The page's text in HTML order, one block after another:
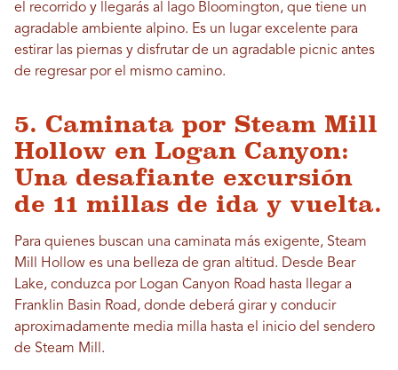
el recorrido y llegarás al lago Bloomington, que tiene un
agradable ambiente alpino. Es un lugar excelente para
estirar las piernas y disfrutar de un agradable picnic antes
de regresar por el mismo camino.
5. Caminata por Steam Mill
Hollow en Logan Canyon:
Una desafiante excursión
de 11 millas de ida y vuelta.
Para quienes buscan una caminata más exigente, Steam
Mill Hollow es una belleza de gran altitud. Desde Bear
Lake, conduzca por Logan Canyon Road hasta llegar a
Franklin Basin Road, donde deberá girar y conducir
aproximadamente media milla hasta el inicio del sendero
de Steam Mill.